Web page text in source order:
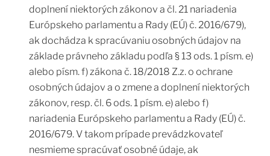
doplnení niektorých zákonov a čl. 21 nariadenia
Európskeho parlamentu a Rady (EÚ) č. 2016/679),
ak dochádza k spracúvaniu osobných údajov na
základe právneho základu podľa § 13 ods. 1 písm. e)
alebo písm. f) zákona č. 18/2018 Z.z. o ochrane
osobných údajov a o zmene a doplnení niektorých
zákonov, resp. čl. 6 ods. 1 písm. e) alebo f)
nariadenia Európskeho parlamentu a Rady (EÚ) č.
2016/679. V takom prípade prevádzkovateľ
nesmieme spracúvať osobné údaje, ak